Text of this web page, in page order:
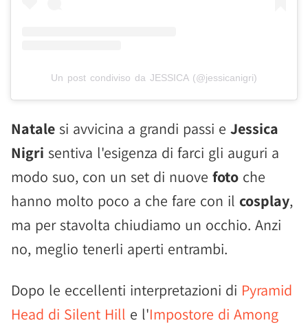
Un post condiviso da JESSICA (@jessicanigri)
Natale si avvicina a grandi passi e Jessica
Nigri sentiva l'esigenza di farci gli auguri a
modo suo, con un set di nuove foto che
hanno molto poco a che fare con il cosplay,
ma per stavolta chiudiamo un occhio. Anzi
no, meglio tenerli aperti entrambi.
Dopo le eccellenti interpretazioni di Pyramid
Head di Silent Hill e l'Impostore di Among